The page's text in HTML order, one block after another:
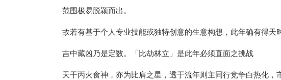
范围极易脱颖而出。
故若有基于个人专业技能或独特创意的生意构想，此年确有得天
吉中藏凶乃是定数。「比劫林立」是此年必须直面之挑战
天干丙火食神，亦为比肩之星，透于流年则主同行竞争白热化，